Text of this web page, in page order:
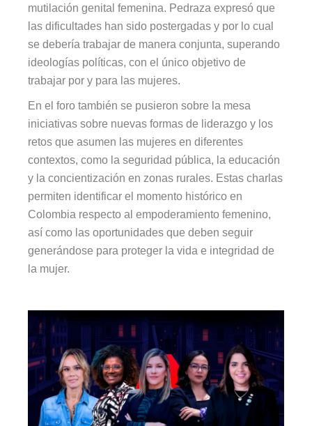
mutilación genital femenina. Pedraza expresó que
las dificultades han sido postergadas y por lo cual
se debería trabajar de manera conjunta, superando
ideologías políticas, con el único objetivo de
trabajar por y para las mujeres.
En el foro también se pusieron sobre la mesa
iniciativas sobre nuevas formas de liderazgo y los
retos que asumen las mujeres en diferentes
contextos, como la seguridad pública, la educación
y la concientización en zonas rurales. Estas charlas
permiten identificar el momento histórico en
Colombia respecto al empoderamiento femenino,
así como las oportunidades que deben seguir
generándose para proteger la vida e integridad de
la mujer.